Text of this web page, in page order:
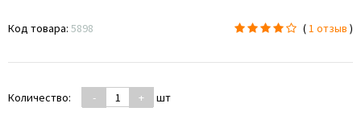
Код товара: 5898 (1 отзыв )
Количество: - + шт